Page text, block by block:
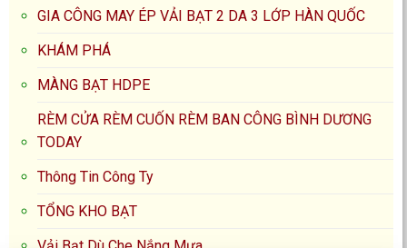
GIA CÔNG MAY ÉP VẢI BẠT 2 DA 3 LỚP HÀN QUỐC
KHÁM PHÁ
MÀNG BẠT HDPE
RÈM CỬA RÈM CUỐN RÈM BAN CÔNG BÌNH DƯƠNG
TODAY
Thông Tin Công Ty
TỔNG KHO BẠT